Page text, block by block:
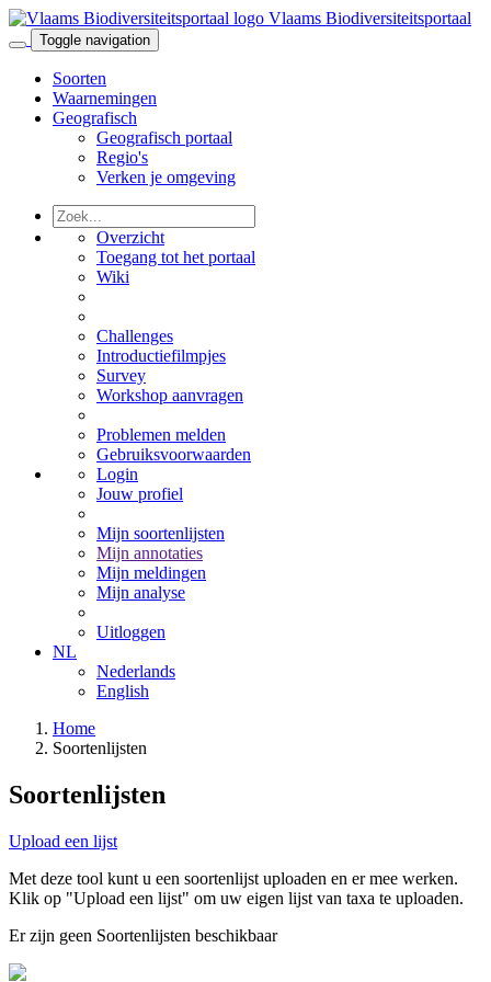
Vlaams Biodiversiteitsportaal
Toggle navigation
Soorten
Waarnemingen
Geografisch
Geografisch portaal
Regio's
Verken je omgeving
Overzicht
Toegang tot het portaal
Wiki
Challenges
Introductiefilmpjes
Survey
Workshop aanvragen
Problemen melden
Gebruiksvoorwaarden
Login
Jouw profiel
Mijn soortenlijsten
Mijn annotaties
Mijn meldingen
Mijn analyse
Uitloggen
NL
Nederlands
English
Home
Soortenlijsten
Soortenlijsten
Upload een lijst
Met deze tool kunt u een soortenlijst uploaden en er mee werken.
Klik op "Upload een lijst" om uw eigen lijst van taxa te uploaden.
Er zijn geen Soortenlijsten beschikbaar